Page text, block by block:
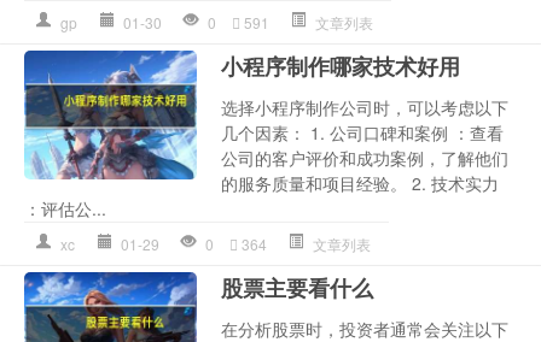
gp 01-30 0 591 文章列表
小程序制作哪家技术好用
选择小程序制作公司时，可以考虑以下
几个因素： 1. 公司口碑和案例 ：查看
公司的客户评价和成功案例，了解他们
的服务质量和项目经验。 2. 技术实力
：评估公...
xc 01-29 0 364 文章列表
股票主要看什么
在分析股票时，投资者通常会关注以下